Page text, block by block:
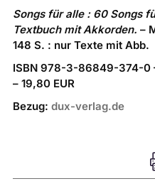
Songs für alle : 60 Songs
Textbuch mit Akkorden. –
148 S. : nur Texte mit Abb.
ISBN 978-3-86849-374-0
– 19,80 EUR
Bezug: dux-verlag.de